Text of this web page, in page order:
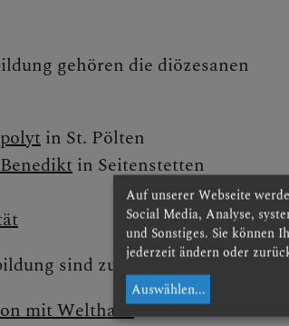
Ordinariatskanzlei
gehören die diözesanen
in St. Pölten
in Seitenstetten
sind zugeordnet:
mit Welthaus
Auf unserer Webseite
Social Media, Analyse,
und Sonstiges. Sie können
jederzeit ändern oder
Auswählen...